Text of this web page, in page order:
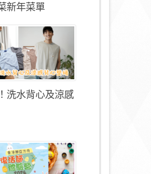
新年菜單
洗水背心及涼感